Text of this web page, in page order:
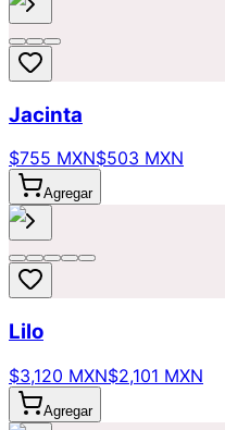
Jacinta
$755 MXN$503 MXN
Agregar
Lilo
$3,120 MXN$2,101 MXN
Agregar